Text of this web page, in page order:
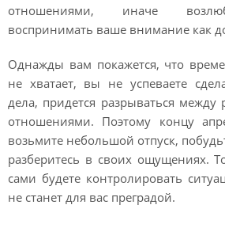
отношениями, иначе
воспринимать ваше внимание как
Однажды вам покажется, что
не хватает, вы не успеваете
дела, придется разрываться
отношениями. Поэтому концу
возьмите небольшой отпуск,
разберитесь в своих ощущениях.
сами будете контролировать
не станет для вас преградой.